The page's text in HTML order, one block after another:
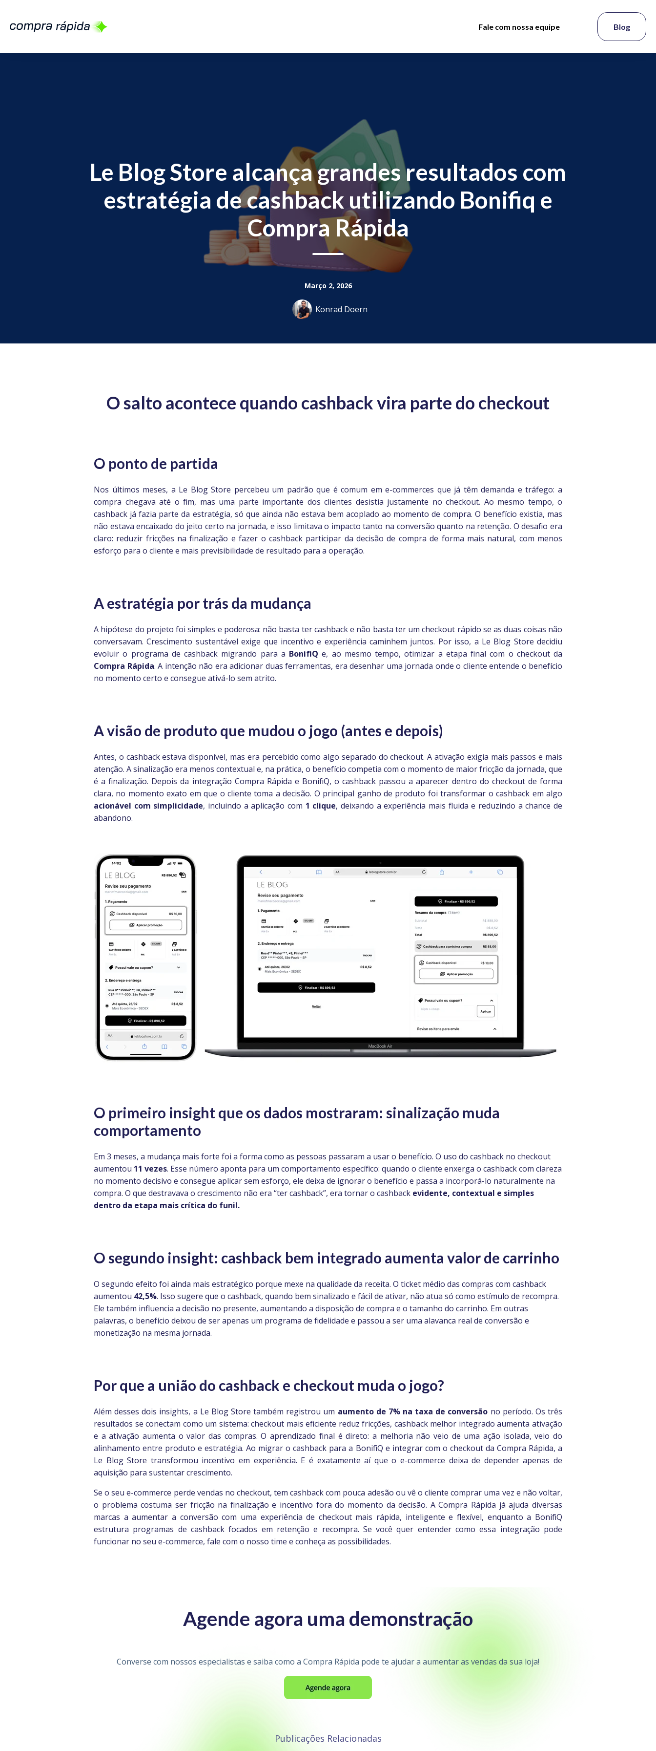
Fale com nossa equipe Blog
Le Blog Store alcança grandes resultados com
estratégia de cashback utilizando Bonifiq e
Compra Rápida
Março 2, 2026
Konrad Doern
O salto acontece quando cashback vira parte do checkout
O ponto de partida
Nos últimos meses, a Le Blog Store percebeu um padrão que é comum em e-commerces que já têm demanda e tráfego: a
compra chegava até o fim, mas uma parte importante dos clientes desistia justamente no checkout. Ao mesmo tempo, o
cashback já fazia parte da estratégia, só que ainda não estava bem acoplado ao momento de compra. O benefício existia, mas
não estava encaixado do jeito certo na jornada, e isso limitava o impacto tanto na conversão quanto na retenção. O desafio era
claro: reduzir fricções na finalização e fazer o cashback participar da decisão de compra de forma mais natural, com menos
esforço para o cliente e mais previsibilidade de resultado para a operação.
A estratégia por trás da mudança
A hipótese do projeto foi simples e poderosa: não basta ter cashback e não basta ter um checkout rápido se as duas coisas não
conversavam. Crescimento sustentável exige que incentivo e experiência caminhem juntos. Por isso, a Le Blog Store decidiu
evoluir o programa de cashback migrando para a BonifiQ e, ao mesmo tempo, otimizar a etapa final com o checkout da
Compra Rápida. A intenção não era adicionar duas ferramentas, era desenhar uma jornada onde o cliente entende o benefício
no momento certo e consegue ativá-lo sem atrito.
A visão de produto que mudou o jogo (antes e depois)
Antes, o cashback estava disponível, mas era percebido como algo separado do checkout. A ativação exigia mais passos e mais
atenção. A sinalização era menos contextual e, na prática, o benefício competia com o momento de maior fricção da jornada, que
é a finalização. Depois da integração Compra Rápida e BonifiQ, o cashback passou a aparecer dentro do checkout de forma
clara, no momento exato em que o cliente toma a decisão. O principal ganho de produto foi transformar o cashback em algo
acionável com simplicidade, incluindo a aplicação com 1 clique, deixando a experiência mais fluida e reduzindo a chance de
abandono.
O primeiro insight que os dados mostraram: sinalização muda
comportamento
Em 3 meses, a mudança mais forte foi a forma como as pessoas passaram a usar o benefício. O uso do cashback no checkout
aumentou 11 vezes. Esse número aponta para um comportamento específico: quando o cliente enxerga o cashback com clareza
no momento decisivo e consegue aplicar sem esforço, ele deixa de ignorar o benefício e passa a incorporá-lo naturalmente na
compra. O que destravava o crescimento não era “ter cashback”, era tornar o cashback evidente, contextual e simples
dentro da etapa mais crítica do funil.
Osegundo insight: cashback bem integrado aumenta valor de carrinho
O segundo efeito foi ainda mais estratégico porque mexe na qualidade da receita. O ticket médio das compras com cashback
aumentou 42,5%. Isso sugere que o cashback, quando bem sinalizado e fácil de ativar, não atua só como estímulo de recompra.
Ele também influencia a decisão no presente, aumentando a disposição de compra e o tamanho do carrinho. Em outras
palavras, o benefício deixou de ser apenas um programa de fidelidade e passou a ser uma alavanca real de conversão e
monetização na mesma jornada.
Por que a união do cashback e checkout muda o jogo?
Além desses dois insights, a Le Blog Store também registrou um aumento de 7%na taxa de conversão no período. Os três
resultados se conectam como um sistema: checkout mais eficiente reduz fricções, cashback melhor integrado aumenta ativação
e a ativação aumenta o valor das compras. O aprendizado final é direto: a melhoria não veio de uma ação isolada, veio do
alinhamento entre produto e estratégia. Ao migrar o cashback para a BonifiQ e integrar com o checkout da Compra Rápida, a
Le Blog Store transformou incentivo em experiência. E é exatamente aí que o e-commerce deixa de depender apenas de
aquisição para sustentar crescimento.
Se o seu e-commerce perde vendas no checkout, tem cashback com pouca adesão ou vê o cliente comprar uma vez e não voltar,
o problema costuma ser fricção na finalização e incentivo fora do momento da decisão. A Compra Rápida já ajuda diversas
marcas a aumentar a conversão com uma experiência de checkout mais rápida, inteligente e flexível, enquanto a BonifiQ
estrutura programas de cashback focados em retenção e recompra. Se você quer entender como essa integração pode
funcionar no seu e-commerce, fale com o nosso time e conheça as possibilidades.
Agende agora uma demonstração
Converse com nossos especialistas e saiba como a Compra Rápida pode te ajudar a aumentar as vendas da sua loja!
Publicações Relacionadas